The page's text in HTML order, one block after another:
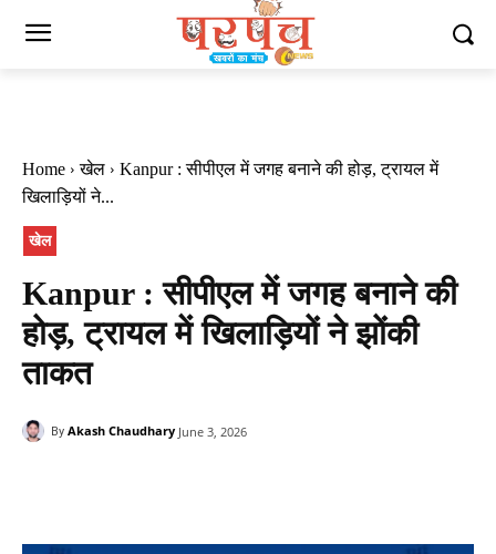
Home खेल
Kanpur : सीपीएल में जगह बनाने की होड़, ट्रायल में
खिलाड़ियों ने...
खेल
Kanpur : सीपीएल में जगह बनाने की
होड़, ट्रायल में खिलाड़ियों ने झोंकी
ताकत
By Akash Chaudhary June 3, 2026